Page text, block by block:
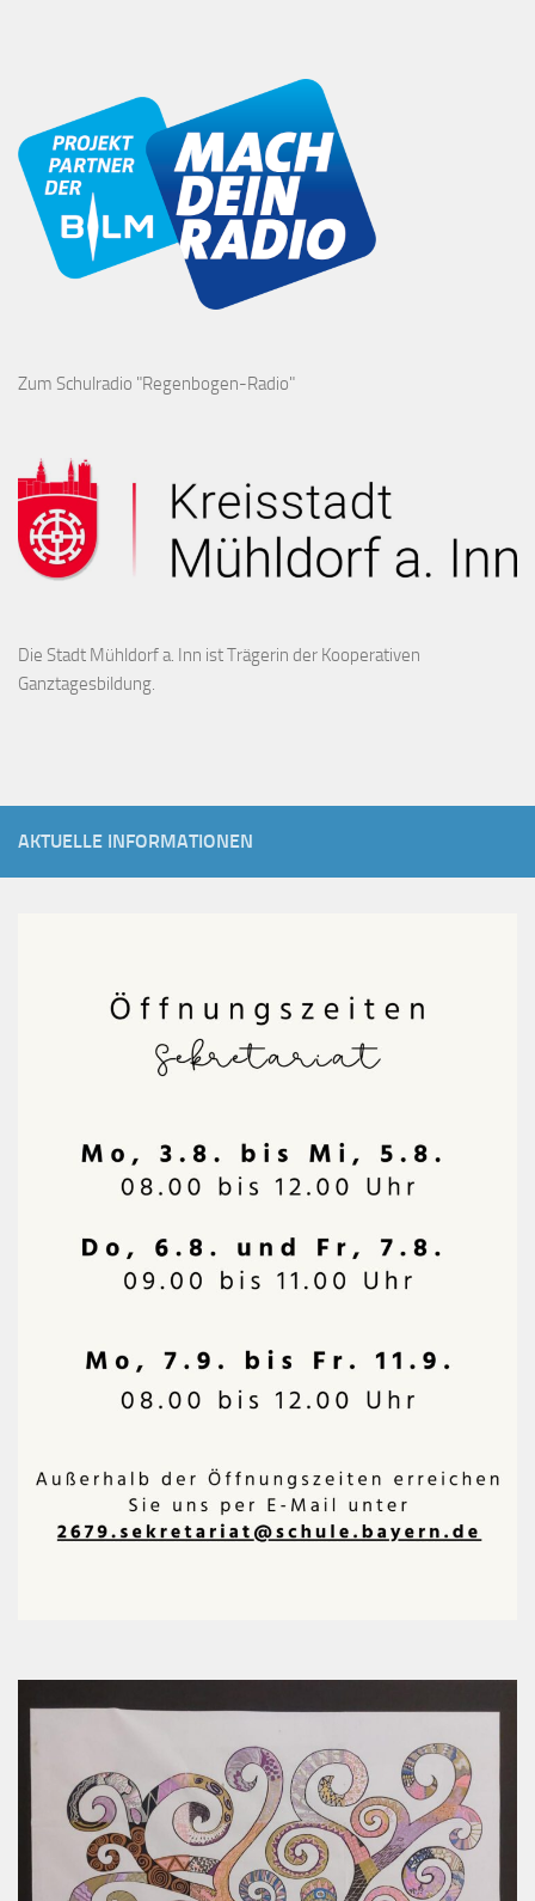
Zum Schulradio "Regenbogen-Radio"
Die Stadt Mühldorf a. Inn ist Trägerin der Kooperativen
Ganztagesbildung.
AKTUELLE INFORMATIONEN